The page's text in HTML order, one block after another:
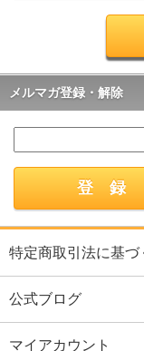
メルマガ登録・解除
特定商取引法に基づ
公式ブログ
マイアカウント